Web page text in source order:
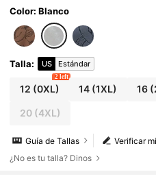
fiesta, boda, playa, graduación,
ual, salir, cita, ir al trabajo
Color: Blanco
Talla: US Estándar
12 (0XL)
2 left
14 (1XL) 16
20(4XL)
Verificar
Guía de Tallas
¿No es tu talla? Dinos